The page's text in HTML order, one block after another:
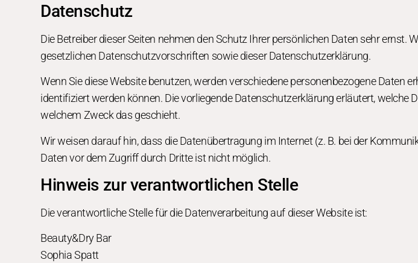
Datenschutz
Die Betreiber dieser Seiten nehmen den Schutz Ihrer persönlichen Daten sehr
gesetzlichen Datenschutzvorschriften sowie dieser Datenschutzerklärung.
Wenn Sie diese Website benutzen, werden verschiedene personenbezogene Daten
identifiziert werden können. Die vorliegende Datenschutzerklärung erläutert, welche
welchem Zweck das geschieht.
Wir weisen darauf hin, dass die Datenübertragung im Internet (z. B. bei der
Daten vor dem Zugriff durch Dritte ist nicht möglich.
Hinweis zur verantwortlichen Stelle
Die verantwortliche Stelle für die Datenverarbeitung auf dieser Website ist:
Beauty&Dry Bar
Sophia Spatt